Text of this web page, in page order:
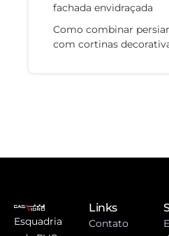
fachada envidraçada
Como combinar
com cortinas
Esquadria
Links
Contato